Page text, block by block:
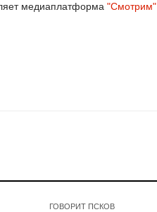
медиаплатформа "Смотрим"
ГОВОРИТ ПСКОВ